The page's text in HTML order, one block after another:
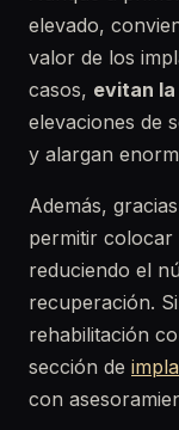
elevado,
valor de los
casos, evitan
elevaciones de
y alargan
Además,
permitir colocar
reduciendo el
recuperación.
rehabilitación
sección de
con